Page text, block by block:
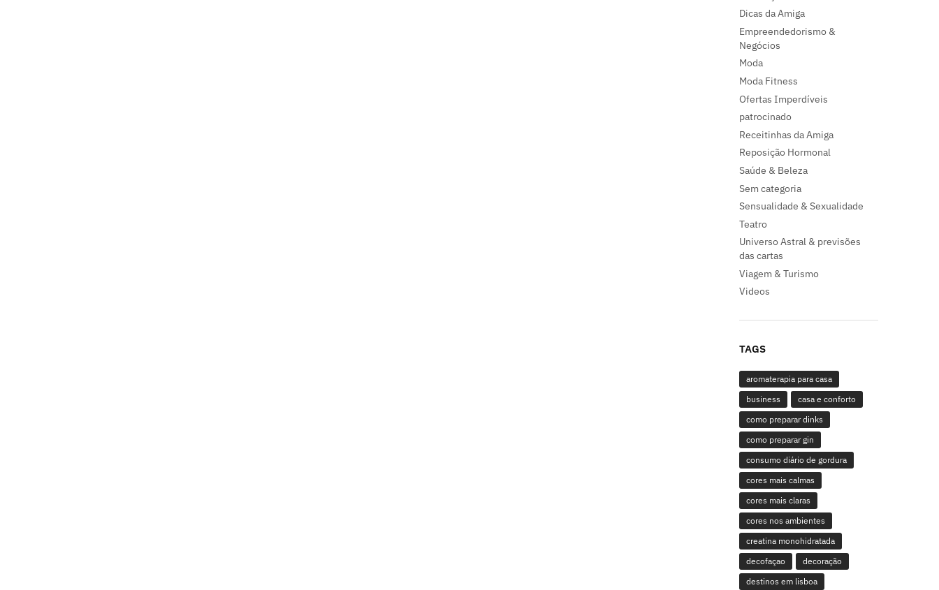
Dicas da Amiga
Empreendedorismo &
Negócios
Moda
Moda Fitness
Ofertas Imperdíveis
patrocinado
Receitinhas da Amiga
Reposição Hormonal
Saúde & Beleza
Sem categoria
Sensualidade & Sexualidade
Teatro
Universo Astral & previsões
das cartas
Viagem & Turismo
Videos
TAGS
aromaterapia para casa
business
casa e conforto
como preparar dinks
como preparar gin
consumo diário de gordura
cores mais calmas
cores mais claras
cores nos ambientes
creatina monohidratada
decofaçao
decoração
destinos em lisboa